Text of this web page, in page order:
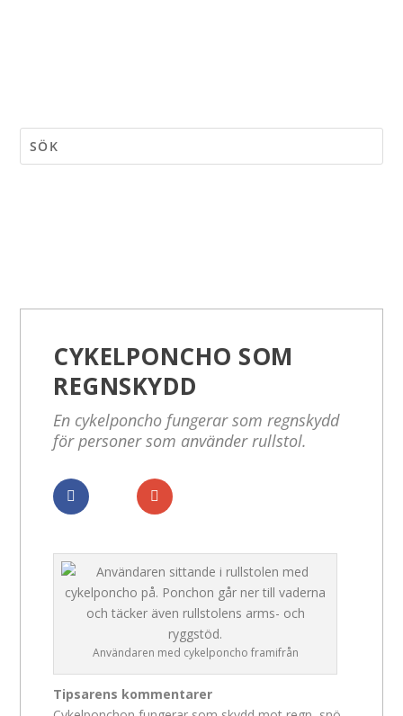
CYKELPONCHO SOM
REGNSKYDD
En cykelponcho fungerar som regnskydd
för personer som använder rullstol.
Användaren med cykelponcho framifrån
Tipsarens kommentarer